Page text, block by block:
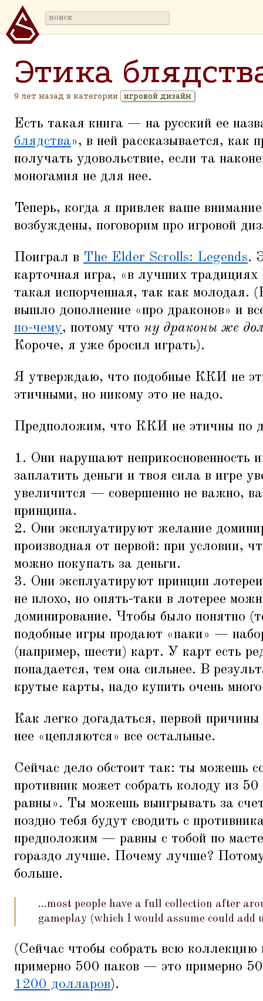
Этика
9 лет назад в категории игровой дизайн
Есть такая книга — на русский ее
блядства», в ней рассказывается, как
получать удовольствие, если та
моногамия не для нее.
Теперь, когда я привлек ваше
возбуждены, поговорим про игровой
Поиграл в The Elder Scrolls: Legends.
карточная игра, «в лучших традициях
такая испорченная, так как молодая.
вышло дополнение «про драконов» и
по-чему, потому что ну драконы же
Короче, я уже бросил играть).
Я утверждаю, что подобные ККИ не
этичными, но никому это не надо.
Предположим, что ККИ не этичны по
1. Они нарушают неприкосновенность
заплатить деньги и твоя сила в игре
увеличится — совершенно не важно,
принципа.
2. Они эксплуатируют желание
производная от первой: при условии,
можно покупать за деньги.
3. Они эксплуатируют принцип
не плохо, но опять-таки в лотерее
доминирование. Чтобы было понятно
подобные игры продают «паки» —
(например, шести) карт. У карт есть
попадается, тем она сильнее. В
крутые карты, надо купить очень
Как легко догадаться, первой
нее «цепляются» все остальные.
Сейчас дело обстоит так: ты можешь
противник может собрать колоду из 50
равны». Ты можешь выигрывать за
поздно тебя будут сводить с
предположим — равны с тобой по
гораздо лучше. Почему лучше?
больше.
...most people have a full collection after
gameplay (which I would assume could add
(Сейчас чтобы собрать всю
примерно 500 паков — это примерно
1200 долларов).